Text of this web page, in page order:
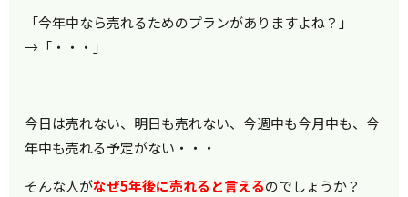
「今年中なら売れるためのプランがありますよね？」
→「・・・」
今日は売れない、明日も売れない、今週中も今月中も、今
年中も売れる予定がない・・・
そんな人がなぜ5年後に売れると言えるのでしょうか？